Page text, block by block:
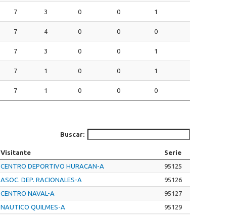
7 3 0 0 1
7 4 0 0 0
7 3 0 0 1
7 1 0 0 1
7 1 0 0 0
Buscar:
Visitante
Serie
CENTRO DEPORTIVO HURACAN-A
95125
ASOC. DEP. RACIONALES-A
95126
CENTRO NAVAL-A
95127
NAUTICO QUILMES-A
95129